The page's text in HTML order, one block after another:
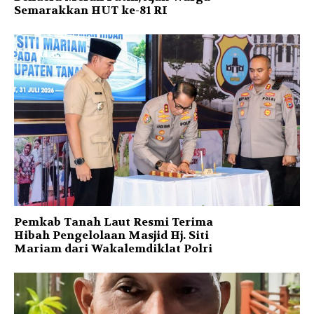
Semarakkan HUT ke-81 RI
Pemkab Tanah Laut Resmi Terima
Hibah Pengelolaan Masjid Hj. Siti
Mariam dari Wakalemdiklat Polri